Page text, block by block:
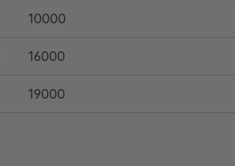
10000
16000
19000